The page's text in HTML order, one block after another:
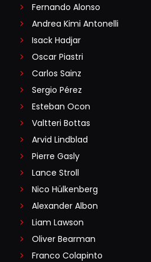
Fernando Alonso
Andrea Kimi Antonelli
Isack Hadjar
Oscar Piastri
Carlos Sainz
Sergio Pérez
Esteban Ocon
Valtteri Bottas
Arvid Lindblad
Pierre Gasly
Lance Stroll
Nico Hülkenberg
Alexander Albon
Liam Lawson
Oliver Bearman
Franco Colapinto